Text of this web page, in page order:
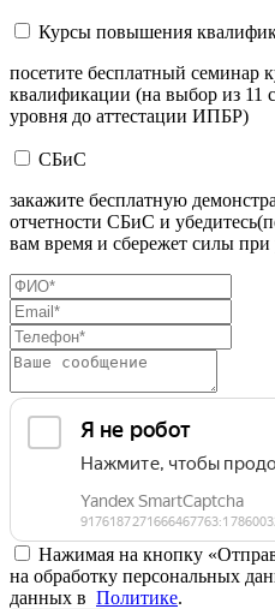
Курсы повышения
посетите бесплатный семинар
квалификации (на выбор из 11
уровня до аттестации ИПБР)
СБиС
закажите бесплатную
отчетности СБиС и
вам время и сбережет силы при
Нажимая на кнопку
на обработку персональных
данных в Политике.